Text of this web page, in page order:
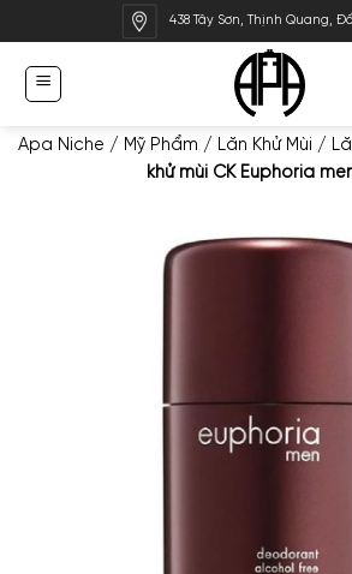
qua
dung
438 Tây Sơn, Thịnh Quang,
Apa Niche / Mỹ Phẩm / Lăn Khử Mùi /
khử mùi CK Euphoria